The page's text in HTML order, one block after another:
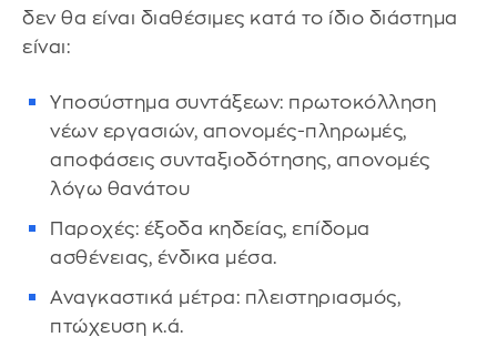
δεν θα είναι διαθέσιμες κατά το ίδιο διάστημα
είναι:
Υποσύστημα συντάξεων: πρωτοκόλληση
νέων εργασιών, απονομές-πληρωμές,
αποφάσεις συνταξιοδότησης, απονομές
λόγω θανάτου
Παροχές: έξοδα κηδείας, επίδομα
ασθένειας, ένδικα μέσα.
Αναγκαστικά μέτρα: πλειστηριασμός,
πτώχευση κ.ά.